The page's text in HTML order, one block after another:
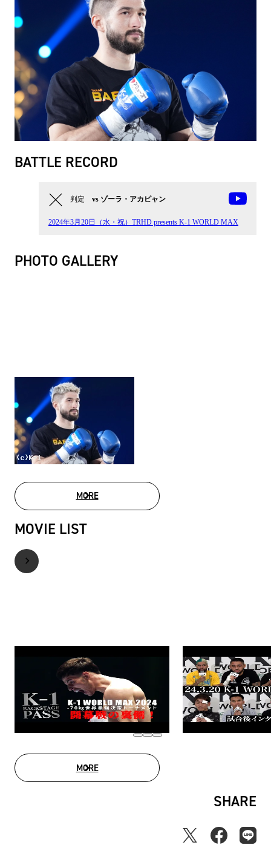
BATTLE RECORD
判定 vs ゾーラ・アカピャン
2024年3月20日（水・祝）TRHD presents K-1 WORLD MAX
PHOTO GALLERY
MOREPHOTO GALLERY
MOVIE LIST
MOREMOVIE LIST
SHARE